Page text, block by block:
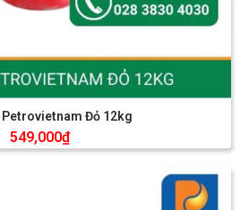
Petrovietnam Đỏ 12kg
549,000₫